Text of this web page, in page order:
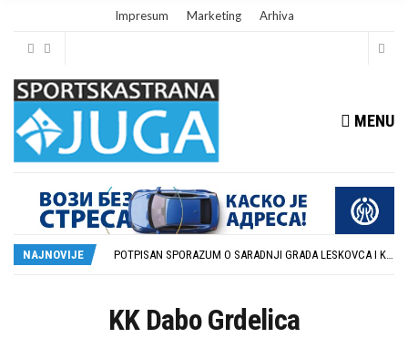
Impresum Marketing Arhiva
MENU
NAJNOVIJE
STOPROCENTNI ODZIV KLUBOVA ZONE JUG I SRPSKE LIGE ISTOK NA REDOVNIM KONFERENCIJAMA PRED NOVU SEZONU
KK Dabo Grdelica